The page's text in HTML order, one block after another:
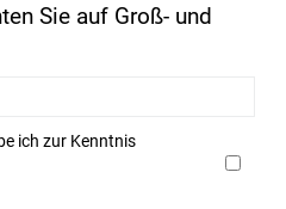
Sie auf Groß- und
ich zur Kenntnis